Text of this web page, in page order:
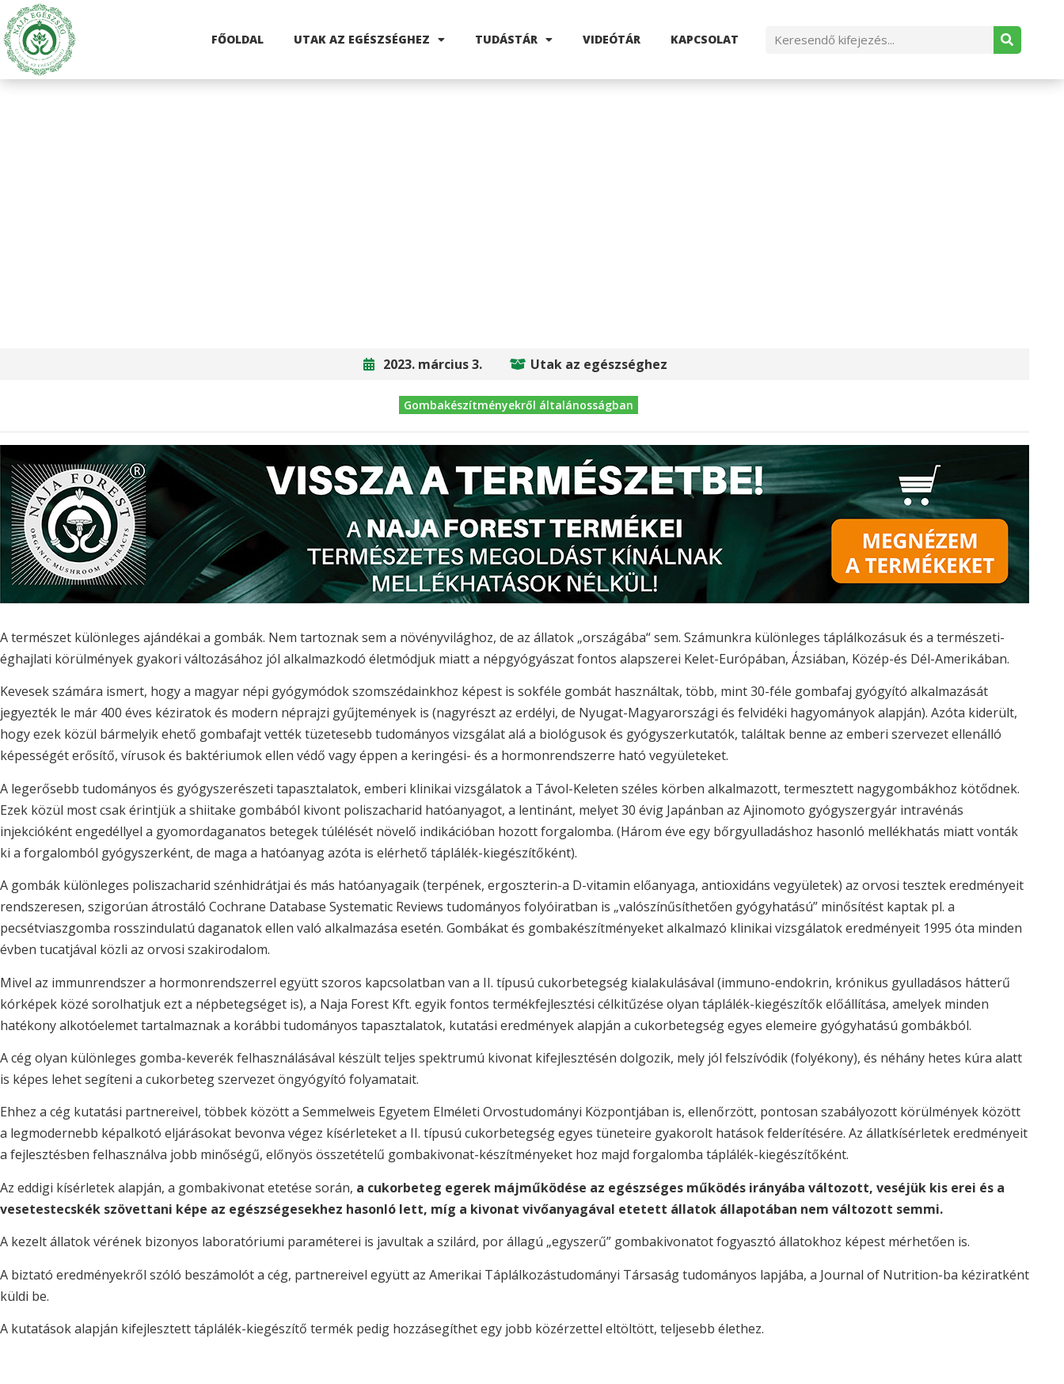
FŐOLDAL UTAK AZ EGÉSZSÉGHEZ TUDÁSTÁR VIDEÓTÁR KAPCSOLAT
2023. március 3. Utak az egészséghez
Gombakészítményekről általánosságban
A természet különleges ajándékai a gombák. Nem tartoznak sem a növényvilághoz, de az állatok „országába“ sem. Számunkra különleges táplálkozásuk és a természeti-
éghajlati körülmények gyakori változásához jól alkalmazkodó életmódjuk miatt a népgyógyászat fontos alapszerei Kelet-Európában, Ázsiában, Közép-és Dél-Amerikában.
Kevesek számára ismert, hogy a magyar népi gyógymódok szomszédainkhoz képest is sokféle gombát használtak, több, mint 30-féle gombafaj gyógyító alkalmazását
jegyezték le már 400 éves kéziratok és modern néprajzi gyűjtemények is (nagyrészt az erdélyi, de Nyugat-Magyarországi és felvidéki hagyományok alapján). Azóta kiderült,
hogy ezek közül bármelyik ehető gombafajt vették tüzetesebb tudományos vizsgálat alá a biológusok és gyógyszerkutatók, találtak benne az emberi szervezet ellenálló
képességét erősítő, vírusok és baktériumok ellen védő vagy éppen a keringési- és a hormonrendszerre ható vegyületeket.
A legerősebb tudományos és gyógyszerészeti tapasztalatok, emberi klinikai vizsgálatok a Távol-Keleten széles körben alkalmazott, termesztett nagygombákhoz kötődnek.
Ezek közül most csak érintjük a shiitake gombából kivont poliszacharid hatóanyagot, a lentinánt, melyet 30 évig Japánban az Ajinomoto gyógyszergyár intravénás
injekcióként engedéllyel a gyomordaganatos betegek túlélését növelő indikációban hozott forgalomba. (Három éve egy bőrgyulladáshoz hasonló mellékhatás miatt vonták
ki a forgalomból gyógyszerként, de maga a hatóanyag azóta is elérhető táplálék-kiegészítőként).
A gombák különleges poliszacharid szénhidrátjai és más hatóanyagaik (terpének, ergoszterin-a D-vitamin előanyaga, antioxidáns vegyületek) az orvosi tesztek eredményeit
rendszeresen, szigorúan átrostáló Cochrane Database Systematic Reviews tudományos folyóiratban is „valószínűsíthetően gyógyhatású” minősítést kaptak pl. a
pecsétviaszgomba rosszindulatú daganatok ellen való alkalmazása esetén. Gombákat és gombakészítményeket alkalmazó klinikai vizsgálatok eredményeit 1995 óta minden
évben tucatjával közli az orvosi szakirodalom.
Mivel az immunrendszer a hormonrendszerrel együtt szoros kapcsolatban van a II. típusú cukorbetegség kialakulásával (immuno-endokrin, krónikus gyulladásos hátterű
kórképek közé sorolhatjuk ezt a népbetegséget is), a Naja Forest Kft. egyik fontos termékfejlesztési célkitűzése olyan táplálék-kiegészítők előállítása, amelyek minden
hatékony alkotóelemet tartalmaznak a korábbi tudományos tapasztalatok, kutatási eredmények alapján a cukorbetegség egyes elemeire gyógyhatású gombákból.
A cég olyan különleges gomba-keverék felhasználásával készült teljes spektrumú kivonat kifejlesztésén dolgozik, mely jól felszívódik (folyékony), és néhány hetes kúra alatt
is képes lehet segíteni a cukorbeteg szervezet öngyógyító folyamatait.
Ehhez a cég kutatási partnereivel, többek között a Semmelweis Egyetem Elméleti Orvostudományi Központjában is, ellenőrzött, pontosan szabályozott körülmények között
a legmodernebb képalkotó eljárásokat bevonva végez kísérleteket a II. típusú cukorbetegség egyes tüneteire gyakorolt hatások felderítésére. Az állatkísérletek eredményeit
a fejlesztésben felhasználva jobb minőségű, előnyös összetételű gombakivonat-készítményeket hoz majd forgalomba táplálék-kiegészítőként.
Az eddigi kísérletek alapján, a gombakivonat etetése során, a cukorbeteg egerek májműködése az egészséges működés irányába változott, veséjük kis erei és a
vesetestecskék szövettani képe az egészségesekhez hasonló lett, míg a kivonat vivőanyagával etetett állatok állapotában nem változott semmi.
A kezelt állatok vérének bizonyos laboratóriumi paraméterei is javultak a szilárd, por állagú „egyszerű” gombakivonatot fogyasztó állatokhoz képest mérhetően is.
A biztató eredményekről szóló beszámolót a cég, partnereivel együtt az Amerikai Táplálkozástudományi Társaság tudományos lapjába, a Journal of Nutrition-ba kéziratként
küldi be.
A kutatások alapján kifejlesztett táplálék-kiegészítő termék pedig hozzásegíthet egy jobb közérzettel eltöltött, teljesebb élethez.